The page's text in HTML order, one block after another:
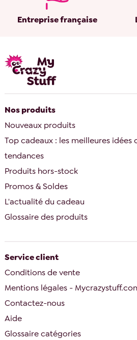
Entreprise française
Nos produits
Nouveaux produits
Top cadeaux : les meilleures idées
tendances
Produits hors-stock
Promos & Soldes
L'actualité du cadeau
Glossaire des produits
Service client
Conditions de vente
Mentions légales -
Contactez-nous
Aide
Glossaire catégories